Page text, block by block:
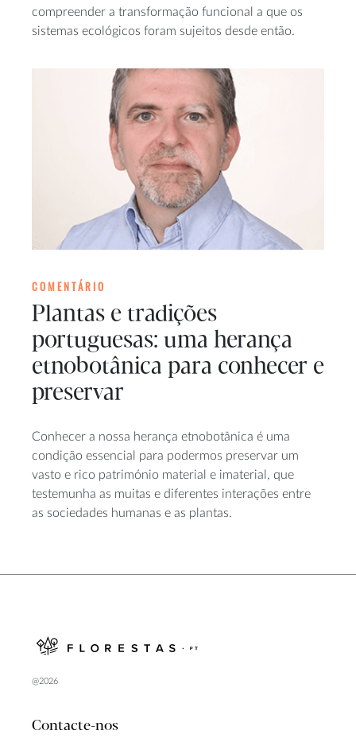
compreender a transformação funcional a que os
sistemas ecológicos foram sujeitos desde então.
COMENTÁRIO
Plantas e tradições
portuguesas: uma herança
etnobotânica para conhecer e
preservar
Conhecer a nossa herança etnobotânica é uma
condição essencial para podermos preservar um
vasto e rico património material e imaterial, que
testemunha as muitas e diferentes interações entre
as sociedades humanas e as plantas.
@2026
Contacte-nos